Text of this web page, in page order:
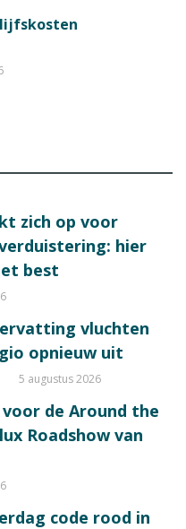
zich op voor
hier
best
vluchten
opnieuw uit
5 augustus 2026
de Around the
Roadshow van
code rood in